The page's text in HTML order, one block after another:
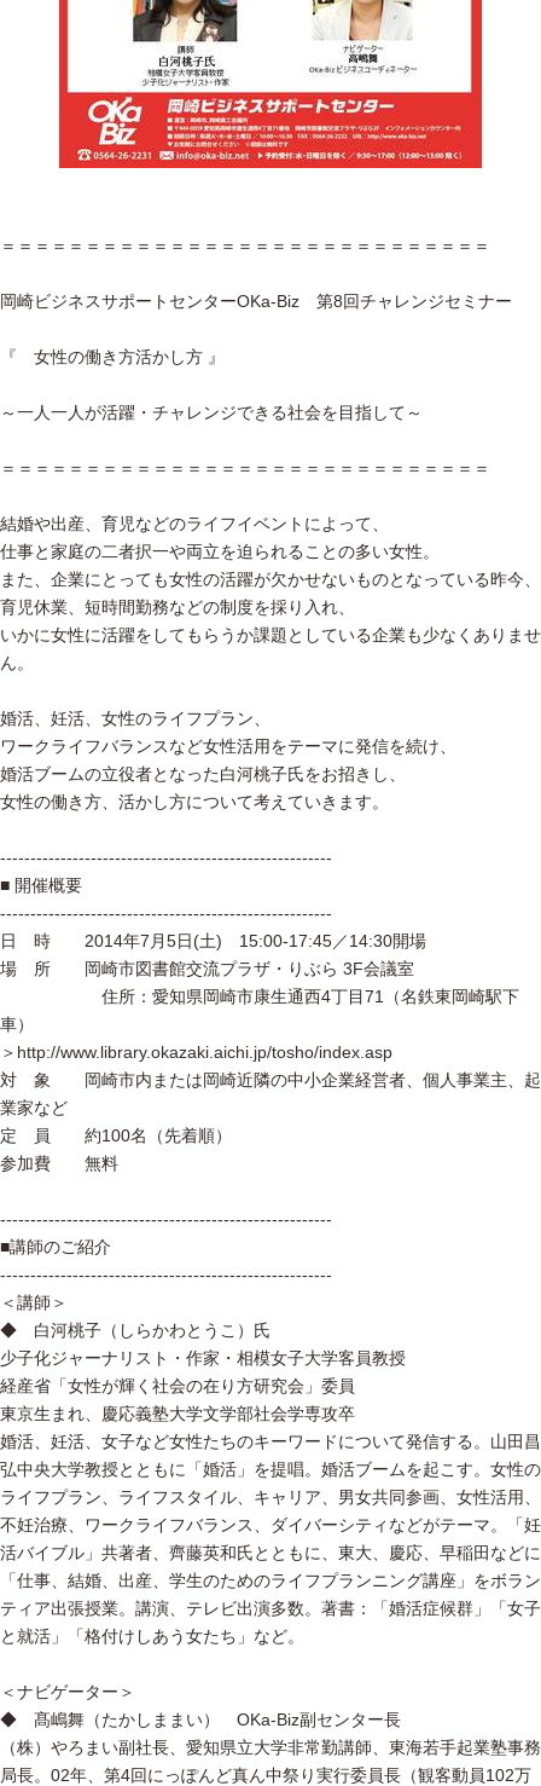
＝＝＝＝＝＝＝＝＝＝＝＝＝＝＝＝＝＝＝＝＝＝＝＝＝＝＝＝＝
岡崎ビジネスサポートセンターOKa-Biz 第8回チャレンジセミナー
『 女性の働き方活かし方 』
～一人一人が活躍・チャレンジできる社会を目指して～
＝＝＝＝＝＝＝＝＝＝＝＝＝＝＝＝＝＝＝＝＝＝＝＝＝＝＝＝＝
結婚や出産、育児などのライフイベントによって、
仕事と家庭の二者択一や両立を迫られることの多い女性。
また、企業にとっても女性の活躍が欠かせないものとなっている昨今、
育児休業、短時間勤務などの制度を採り入れ、
いかに女性に活躍をしてもらうか課題としている企業も少なくありませ
ん。
婚活、妊活、女性のライフプラン、
ワークライフバランスなど女性活用をテーマに発信を続け、
婚活ブームの立役者となった白河桃子氏をお招きし、
女性の働き方、活かし方について考えていきます。
-------------------------------------------------------
■ 開催概要
-------------------------------------------------------
日 時 2014年7月5日(土) 15:00-17:45／14:30開場
場 所 岡崎市図書館交流プラザ・りぶら 3F会議室
住所：愛知県岡崎市康生通西4丁目71（名鉄東岡崎駅下
車）
＞http://www.library.okazaki.aichi.jp/tosho/index.asp
対 象 岡崎市内または岡崎近隣の中小企業経営者、個人事業主、起
業家など
定 員 約100名（先着順）
参加費 無料
-------------------------------------------------------
■講師のご紹介
-------------------------------------------------------
＜講師＞
◆ 白河桃子（しらかわとうこ）氏
少子化ジャーナリスト・作家・相模女子大学客員教授
経産省「女性が輝く社会の在り方研究会」委員
東京生まれ、慶応義塾大学文学部社会学専攻卒
婚活、妊活、女子など女性たちのキーワードについて発信する。山田昌
弘中央大学教授とともに「婚活」を提唱。婚活ブームを起こす。女性の
ライフプラン、ライフスタイル、キャリア、男女共同参画、女性活用、
不妊治療、ワークライフバランス、ダイバーシティなどがテーマ。「妊
活バイブル」共著者、齊藤英和氏とともに、東大、慶応、早稲田などに
「仕事、結婚、出産、学生のためのライフプランニング講座」をボラン
ティア出張授業。講演、テレビ出演多数。著書：「婚活症候群」「女子
と就活」「格付けしあう女たち」など。
＜ナビゲーター＞
◆ 髙嶋舞（たかしままい） OKa-Biz副センター長
（株）やろまい副社長、愛知県立大学非常勤講師、東海若手起業塾事務
局長。02年、第4回にっぽんど真ん中祭り実行委員長（観客動員102万